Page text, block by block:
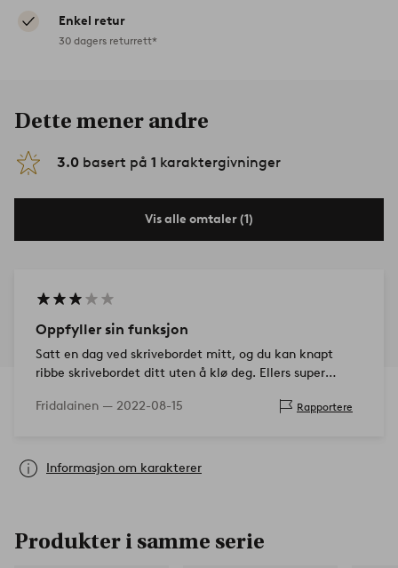
Enkel retur
30 dagers returrett*
Dette mener andre
3.0 basert på 1 karaktergivninger
Vis alle omtaler (1)
Oppfyller sin funksjon
Satt en dag ved skrivebordet mitt, og du kan knapt
ribbe skrivebordet ditt uten å klø deg. Ellers super
annet tilbehør.
Fridalainen — 2022-08-15 Rapportere
Informasjon om karakterer
Produkter i samme serie